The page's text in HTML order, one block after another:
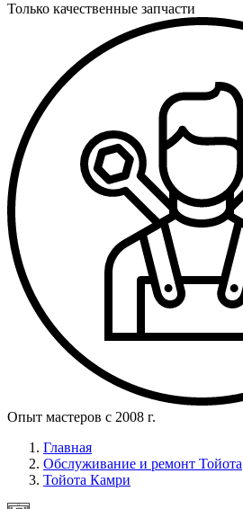
Только качественные запчасти
Опыт мастеров с 2008 г.
Главная
Обслуживание и ремонт Тойота
Тойота Камри